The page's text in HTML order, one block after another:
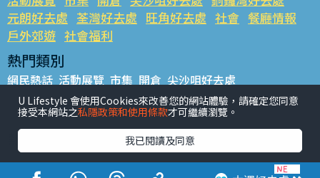
元朗好去處 荃灣好去處 旺角好去處 社會 餐廳情報
戶外郊遊 社會福利
熱門類別
網民熱話 活動展覽 市集 開倉 尖沙咀好去處
銅鑼灣好去處 元朗好去處 荃灣好去處 旺角好去處 社會
餐廳情報 戶外郊遊
熱門標籤
#UGO搵好去處 #人氣活動推介 #美食社群熱話
U Lifestyle 會使用Cookies來改善您的網站體驗，請確定您同意
接受本網站之私隱政策和使用條款才可繼續瀏覽。
我已閱讀及同意